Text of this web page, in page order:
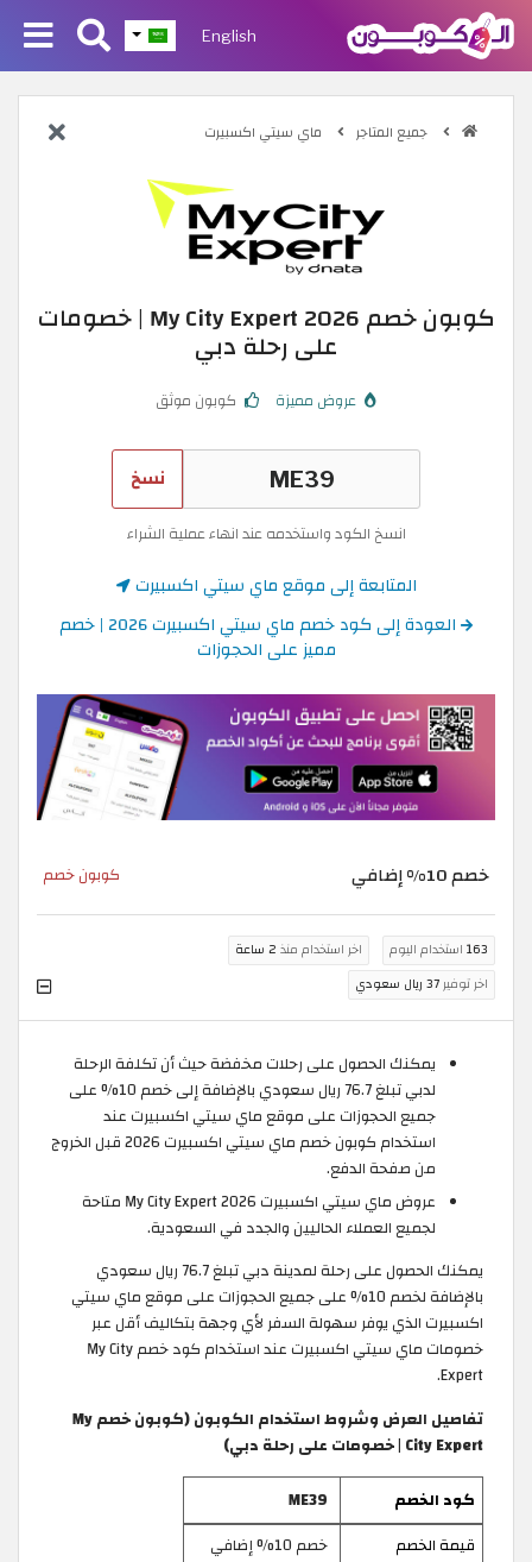
English
جميع المتاجر ماي سيتي اكسبيرت
كوبون خصم My City Expert 2026 | خصومات
على رحلة دبي
عروض مميزة كوبون موثق
نسخ
انسخ الكود واستخدمه عند انهاء عملية الشراء
المتابعة إلى موقع ماي سيتي اكسبيرت
العودة إلى كود خصم ماي سيتي اكسبيرت 2026 | خصم
مميز على الحجوزات
خصم 10% إضافي كوبون خصم
163 استخدام اليوم اخر استخدام منذ 2 ساعة
اخر توفير37 ريال سعودي
يمكنك الحصول على رحلات مخفضة حيث أن تكلفة الرحلة
لدبي تبلغ 76.7 ريال سعودي بالإضافة إلى خصم 10% على
جميع الحجوزات على موقع ماي سيتي اكسبيرت عند
استخدام كوبون خصم ماي سيتي اكسبيرت 2026 قبل الخروج
من صفحة الدفع.
عروض ماي سيتي اكسبيرت My City Expert 2026 متاحة
لجميع العملاء الحاليين والجدد في السعودية.
يمكنك الحصول على رحلة لمدينة دبي تبلغ 76.7 ريال سعودي
بالإضافة لخصم 10% على جميع الحجوزات على موقع ماي سيتي
اكسبيرت الذي يوفر سهولة السفر لأي وجهة بتكاليف أقل عبر
خصومات ماي سيتي اكسبيرت عند استخدام كود خصم My City
Expert.
تفاصيل العرض وشروط استخدام الكوبون (كوبون خصم My
City Expert | خصومات على رحلة دبي)
كود الخصم
ME39
قيمة الخصم
خصم 10% إضافي